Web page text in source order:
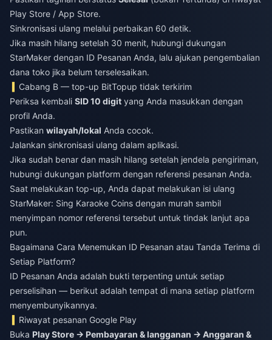
Play Store / App Store.
Sinkronisasi ulang melalui perbaikan 60 detik.
Jika masih hilang setelah 30 menit, hubungi dukungan
StarMaker dengan ID Pesanan Anda, lalu ajukan pengembalian
dana toko jika belum terselesaikan.
Cabang B — top-up BitTopup tidak terkirim
Periksa kembali SID 10 digit yang Anda masukkan dengan
profil Anda.
Pastikan wilayah/lokal Anda cocok.
Jalankan sinkronisasi ulang dalam aplikasi.
Jika sudah benar dan masih hilang setelah jendela pengiriman,
hubungi dukungan platform dengan referensi pesanan Anda.
Saat melakukan top-up, Anda dapat melakukan isi ulang
StarMaker: Sing Karaoke Coins dengan murah sambil
menyimpan nomor referensi tersebut untuk tindak lanjut apa
pun.
Bagaimana Cara Menemukan ID Pesanan atau Tanda Terima di
Setiap Platform?
ID Pesanan Anda adalah bukti terpenting untuk setiap
perselisihan — berikut adalah tempat di mana setiap platform
menyembunyikannya.
Riwayat pesanan Google Play
Buka Play Store → Pembayaran & langganan → Anggaran &